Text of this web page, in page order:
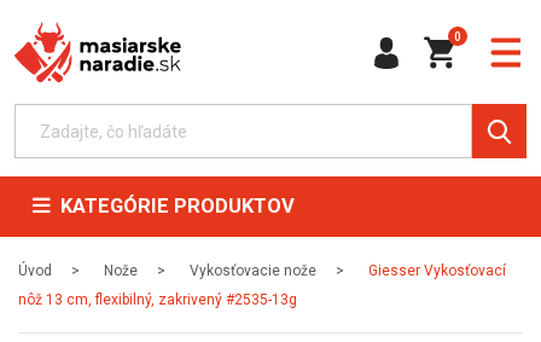
0
KATEGÓRIE PRODUKTOV
Úvod Nože Vykosťovacie nože
Giesser Vykosťovací
nôž 13 cm, flexibilný, zakrivený #2535-13g